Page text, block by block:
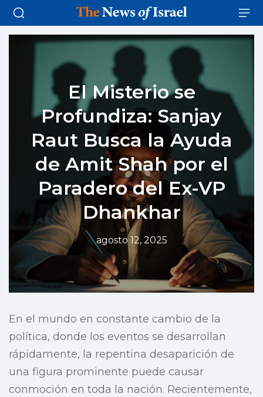
El Misterio se
Profundiza: Sanjay
Raut Busca la Ayuda
de Amit Shah por el
Paradero del Ex-VP
Dhankhar
agosto 12, 2025
En el mundo en constante cambio de la
política, donde los eventos se desarrollan
rápidamente, la repentina desaparición de
una figura prominente puede causar
conmoción en toda la nación. Recientemente,